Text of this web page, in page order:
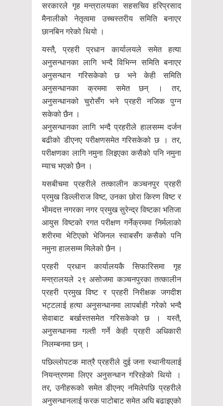
सरकारले गृह मन्त्रालयका सहसचिव हरिप्रसाद
मैनालीको नेतृत्वमा उच्चस्तरीय समिति बनाएर
छानबिन गरेको थियो ।
यस्तै, प्रहरी प्रधान कार्यालयले समेत हत्या
अनुसन्धानका लागि भन्दै विभिन्न समिति बनाएर
अनुसन्धान गरिसकेको छ भने केही समिति
अनुसन्धानका क्रममा समेत छन् । तर,
अनुसन्धानको चुरोसँग भने प्रहरी नजिक पुग्न
सकेको छैन ।
अनुसन्धानका लागि भन्दै प्रहरीले हालसम्म दर्जन
बढीको डीएनए परीक्षणसमेत गरिसकेको छ । तर,
परीक्षणका लागि नमुना लिइएका कसैको पनि नमुना
म्याच भएको छैन ।
यसबीचमा प्रहरीले तत्कालीन कञ्चनपुर प्रहरी
प्रमुख डिल्लीराज विष्ट, उनका छोरा किरण विष्ट र
भीमदत्त नगरका नगर प्रमुख सुरेन्द्र विष्टका भतिजा
आयुस विष्टको रगत परीक्षण गर्नेक्रममा निर्मलाको
शरीरमा भेटिएको भेजिनल स्वाबसँग कसैको पनि
नमुना हालसम्म मिलेको छैन ।
प्रहरी प्रधान कार्यालयकै सिफारिसमा गृह
मन्त्रालयले २९ असोजमा कञ्चनपुरका तत्कालीन
प्रहरी प्रमुख विष्ट र प्रहरी निरीक्षक जगदीश
भट्टलाई हत्या अनुसन्धानमा लापर्बाही गरेको भन्दै
सेवाबाट बर्खास्तसमेत गरिसकेको छ । यस्तै,
अनुसन्धानमा गल्ती गर्ने केही प्रहरी अधिकारी
निलम्बनमा छन् ।
पछिल्लोपटक मात्रै प्रहरीले दुई जना स्थानीयलाई
नियन्त्रणमा लिएर अनुसन्धान गरिरहेको थियो ।
तर, उनीहरूको समेत डीएनए नमिलेपछि प्रहरीले
अनुसन्धानलाई फरक पाटोबाट समेत अघि बढाइएको